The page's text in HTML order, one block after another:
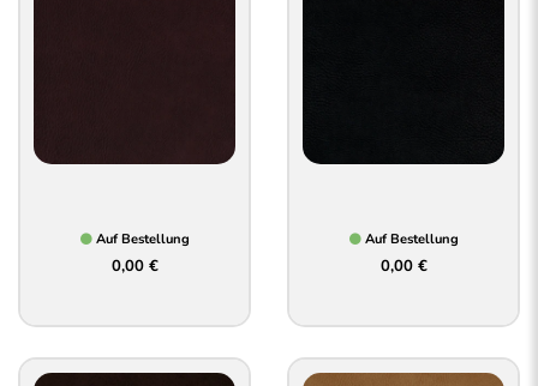
Auf Bestellung
0,00 €
Auf Bestellung
0,00 €